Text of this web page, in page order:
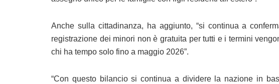
Anche sulla cittadinanza, ha aggiunto, “si continua a
registrazione dei minori non è gratuita per tutti e i termini
chi ha tempo solo fino a maggio 2026”.
“Con questo bilancio si continua a dividere la nazione in